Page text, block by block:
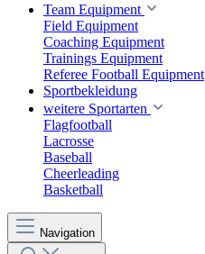
Team Equipment
Field Equipment
Coaching Equipment
Trainings Equipment
Referee Football Equipment
Sportbekleidung
weitere Sportarten
Flagfootball
Lacrosse
Baseball
Cheerleading
Basketball
Navigation